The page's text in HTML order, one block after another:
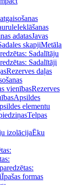
Ieklāšanas
adatasJavas
skapjiMetāla
Sadalītāju
Sadalītāji
Rezerves daļas
vienībasRezerves
Apsildes
elementu
Telpas
izolācijaĒku
Īpašas formas